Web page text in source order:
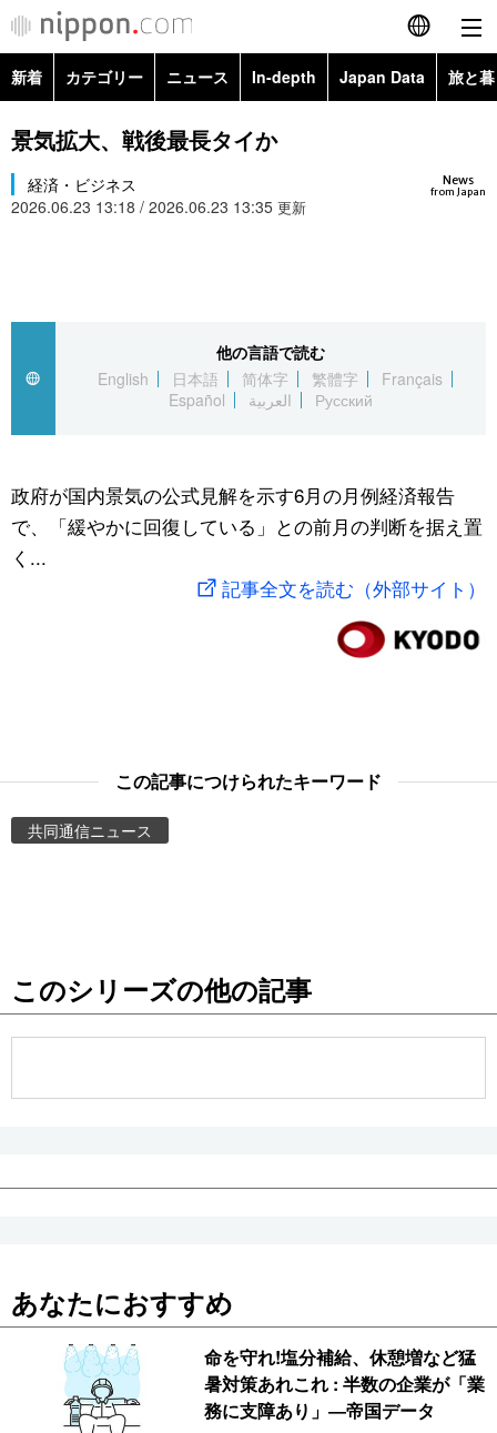
English
カテゴリー
文化
動画/Live
Images
People
公式SNS
新着 カテゴリー ニュース In-depth Japan Data 旅と
政治・外交
経済・ビジネス
スポーツ・東京2020
Images
景気拡大、戦後最長タイか
News
from Japan
経済・ビジネス
2026.06.23 13:18 / 2026.06.23 13:35 更新
他の言語で読む
English
日本語 简体字 繁體字
Français
Español
العربية Русский
政府が国内景気の公式見解を示す6月の月例経済報告
で、「緩やかに回復している」との前月の判断を据え置
く...
記事全文を読む（外部サイト）
この記事につけられたキーワード
共同通信ニュース
このシリーズの他の記事
あなたにおすすめ
命を守れ!塩分補給、休憩増など猛
暑対策あれこれ : 半数の企業が「業
務に支障あり」―帝国データ